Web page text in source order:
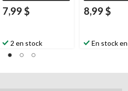
7,99 $
2 en stock
8,99 $
En stock